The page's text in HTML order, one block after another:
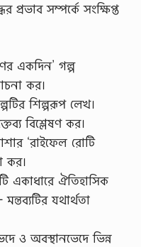
প্রভাব সম্পর্কে সংক্ষিপ্ত
একদিন’ গল্প
কর।
শিল্পরূপ লেখ।
বিশ্লেষণ কর।
‘রাইফেল রোটি
কর।
একাধারে ঐতিহাসিক
যথার্থতা
ও অবস্থানভেদে ভিন্ন